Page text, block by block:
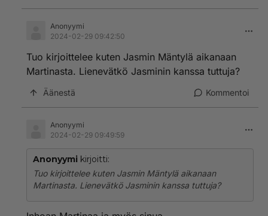
Anonyymi
2024-02-29 09:42:50
Tuo kirjoittelee kuten Jasmin Mäntylä aikanaan
Martinasta. Lienevätkö Jasminin kanssa tuttuja?
Äänestä Kommentoi
Anonyymi
2024-02-29 09:49:59
Anonyymi kirjoitti:
Tuo kirjoittelee kuten Jasmin Mäntylä aikanaan
Martinasta. Lienevätkö Jasminin kanssa tuttuja?